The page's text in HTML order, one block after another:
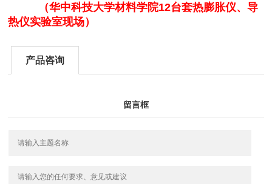
（华中科技大学材料学院12台套热膨胀仪、导
热仪实验室现场）
产品咨询
留言框